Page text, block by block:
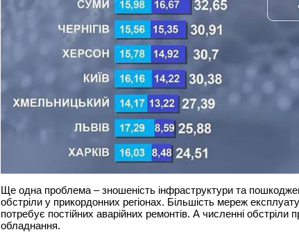
Ще одна проблема – зношеність інфраструктури та
обстріли у прикордонних регіонах. Більшість мереж
потребує постійних аварійних ремонтів. А численні
обладнання.